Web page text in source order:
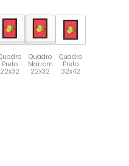
Preto
22x32
Quadro
Marrom
22x32
Quadro
Preto
32x42